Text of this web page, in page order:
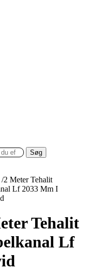
Søg
/2 Meter Tehalit
Lf 2033 Mm I
Tehalit
Lf